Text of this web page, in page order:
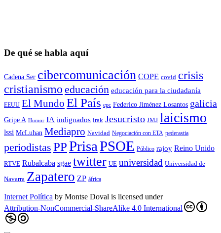
De qué se habla aquí
Cadena Ser cibercomunicación COPE covid crisis
cristianismo educación educación para la ciudadaní­a
EEUU El Mundo El País epc Federico Jiménez Losantos galicia
Gripe A Humor IA indignados irak Jesucristo JMJ laicismo
lssi McLuhan Mediapro Navidad Negociación con ETA pederastia
periodistas PPPrisaPSOE Público rajoy Reino Unido
RTVE Rubalcaba sgae twitter UE universidad Universidad de
Navarra Zapatero ZP áfrica
Internet Política by Montse Doval is licensed under
Attribution-NonCommercial-ShareAlike 4.0 International